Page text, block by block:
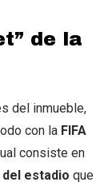
de la
del inmueble,
con la FIFA
consiste en
estadio que